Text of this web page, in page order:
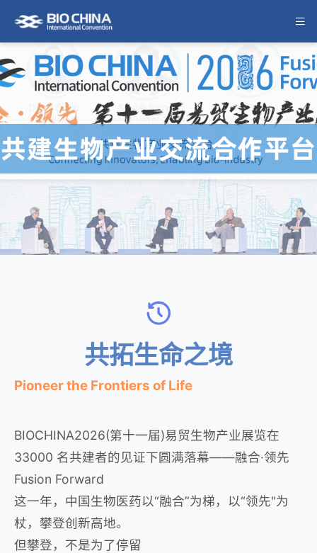
共拓生命之境
Pioneer the Frontiers of Life
BIOCHINA2026(第十一届)易贸生物产业展览在
33000 名共建者的见证下圆满落幕——融合·领先
Fusion Forward
这一年，中国生物医药以“融合”为梯，以“领先"为
杖，攀登创新高地。
但攀登，不是为了停留